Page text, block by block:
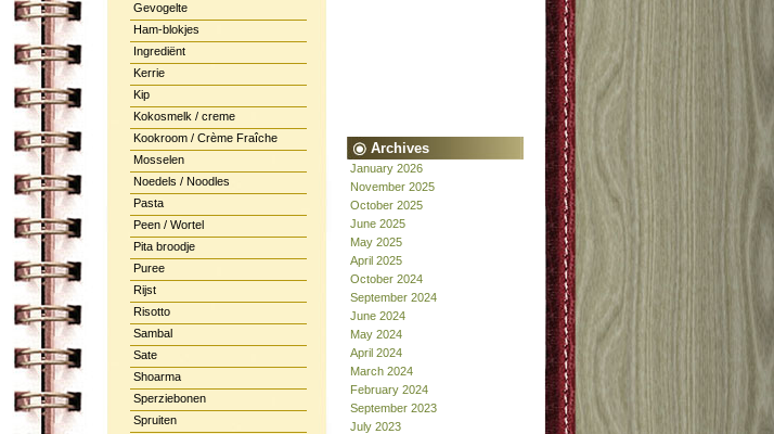
Gevogelte
Ham-blokjes
Ingrediënt
Kerrie
Kip
Kokosmelk / creme
Kookroom / Crème Fraîche
Mosselen
Noedels / Noodles
Pasta
Peen / Wortel
Pita broodje
Puree
Rijst
Risotto
Sambal
Sate
Shoarma
Sperziebonen
Spruiten
Archives
January 2026
November 2025
October 2025
June 2025
May 2025
April 2025
October 2024
September 2024
June 2024
May 2024
April 2024
March 2024
February 2024
September 2023
July 2023